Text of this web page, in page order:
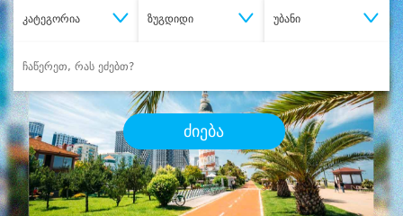
კატეგორია ზუგდიდი უბანი
ძიება
შეიძინესასურველი მომსახურება
დიდი დანაზოგით